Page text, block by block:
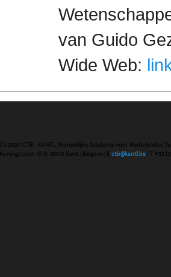
van Guido
Wide Web:
(C) 2020 CTB - KANTL | Koninklijke Academie voor Nederlandse
Koningstraat 18 | b-9000 Gent | Belgium | E ctb@kantl.be | T +32